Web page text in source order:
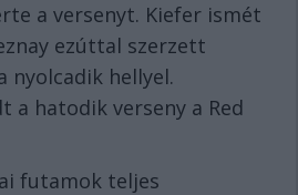
a versenyt. Kiefer ismét
ezúttal szerzett
nyolcadik hellyel.
a hatodik verseny a Red
futamok teljes